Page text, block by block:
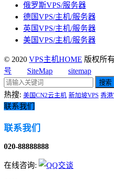
俄罗斯VPS/服务器
德国VPS/主机/服务器
英国VPS/主机/服务器
美国VPS/主机/服务器
© 2020 VPS主机HOME 版权
号
SiteMap sitemap
搜索
热搜: 美国CN2云主机 新加坡VPS 香港
联系我们
联系我们
020-88888888
在线咨询: